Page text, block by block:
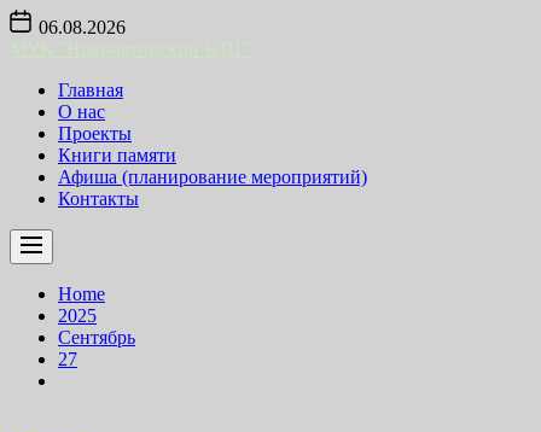
Skip
content
06.08.2026
Главная
О нас
Проекты
Книги памяти
Афиша (планирование мероприятий)
Контакты
Home
2025
Сентябрь
27